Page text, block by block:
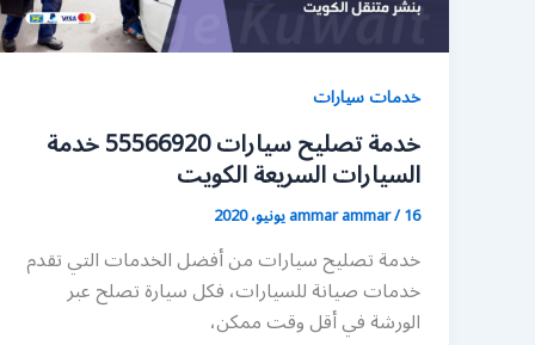
خدمات سيارات
خدمة تصليح سيارات 55566920 خدمة
السيارات السريعة الكويت
ammar ammar/16 يونيو، 2020
خدمة تصليح سيارات من أفضل الخدمات التي تقدم
خدمات صيانة للسيارات، فكل سيارة تصلح عبر
الورشة في أقل وقت ممكن،